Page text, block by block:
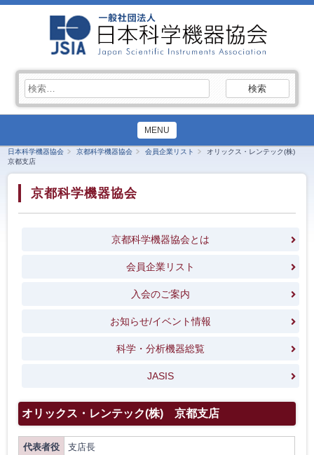
索:
MENU
日本科学機器協会 京都科学機器協会 会員企業リスト
オリックス・レンテック(株)
京都支店
京都科学機器協会
京都科学機器協会とは
会員企業リスト
入会のご案内
お知らせ/イベント情報
科学・分析機器総覧
JASIS
オリックス・レンテック(株) 京都支店
代表者役
支店長